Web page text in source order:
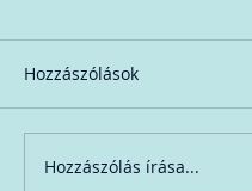
Hozzászólások
Hozzászólás írása...